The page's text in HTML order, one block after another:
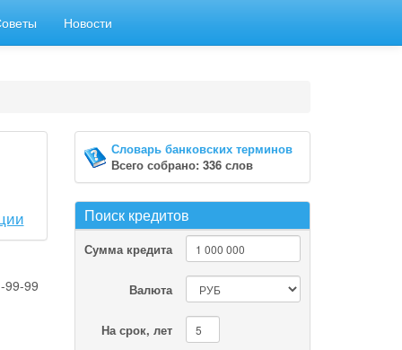
Новости
99
Словарь банковских терминов
Всего собрано: 336 слов
Поиск кредитов
Сумма кредита
Валюта
На срок, лет